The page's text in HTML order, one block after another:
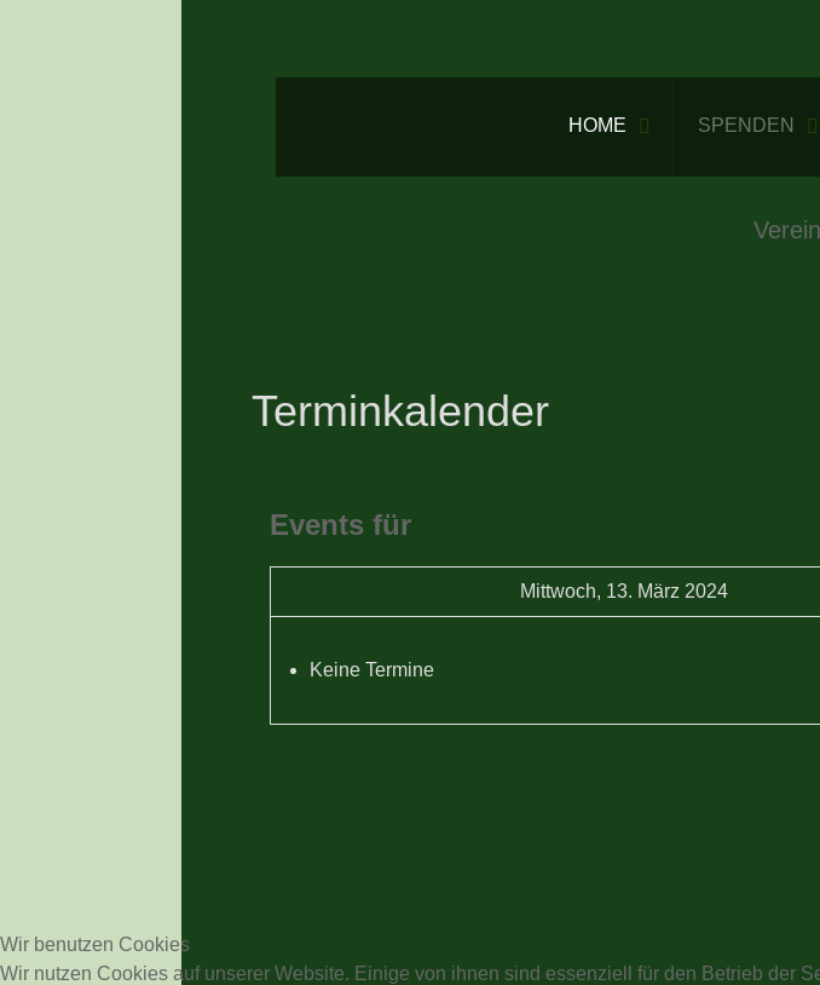
HOME SPENDEN
Terminkalender
Events für
Mittwoch, 13. März 2024
Keine Termine
Wir benutzen Cookies
Wir nutzen Cookies auf unserer Website. Einige von ihnen sind essenziell für den Betrieb der